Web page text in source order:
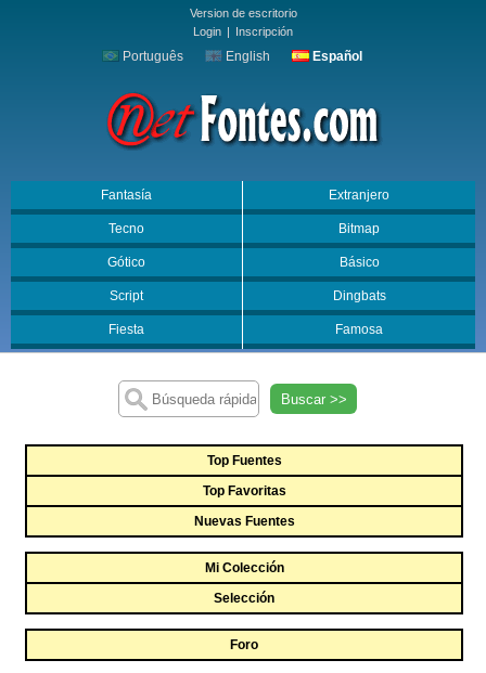
Version de escritorio
Login | Inscripción
Português English Español
Fantasía Extranjero
Tecno Bitmap
Gótico Básico
Script Dingbats
Fiesta Famosa
Buscar >>
Top Fuentes
Top Favoritas
Nuevas Fuentes
Mi Colección
Selección
Foro